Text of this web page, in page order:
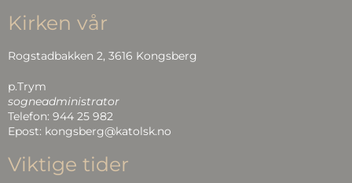
Kirken vår
Rogstadbakken 2, 3616 Kongsberg
p.Trym
sogneadministrator
Telefon: 944 25 982
Epost: kongsberg@katolsk.no
Viktige tider